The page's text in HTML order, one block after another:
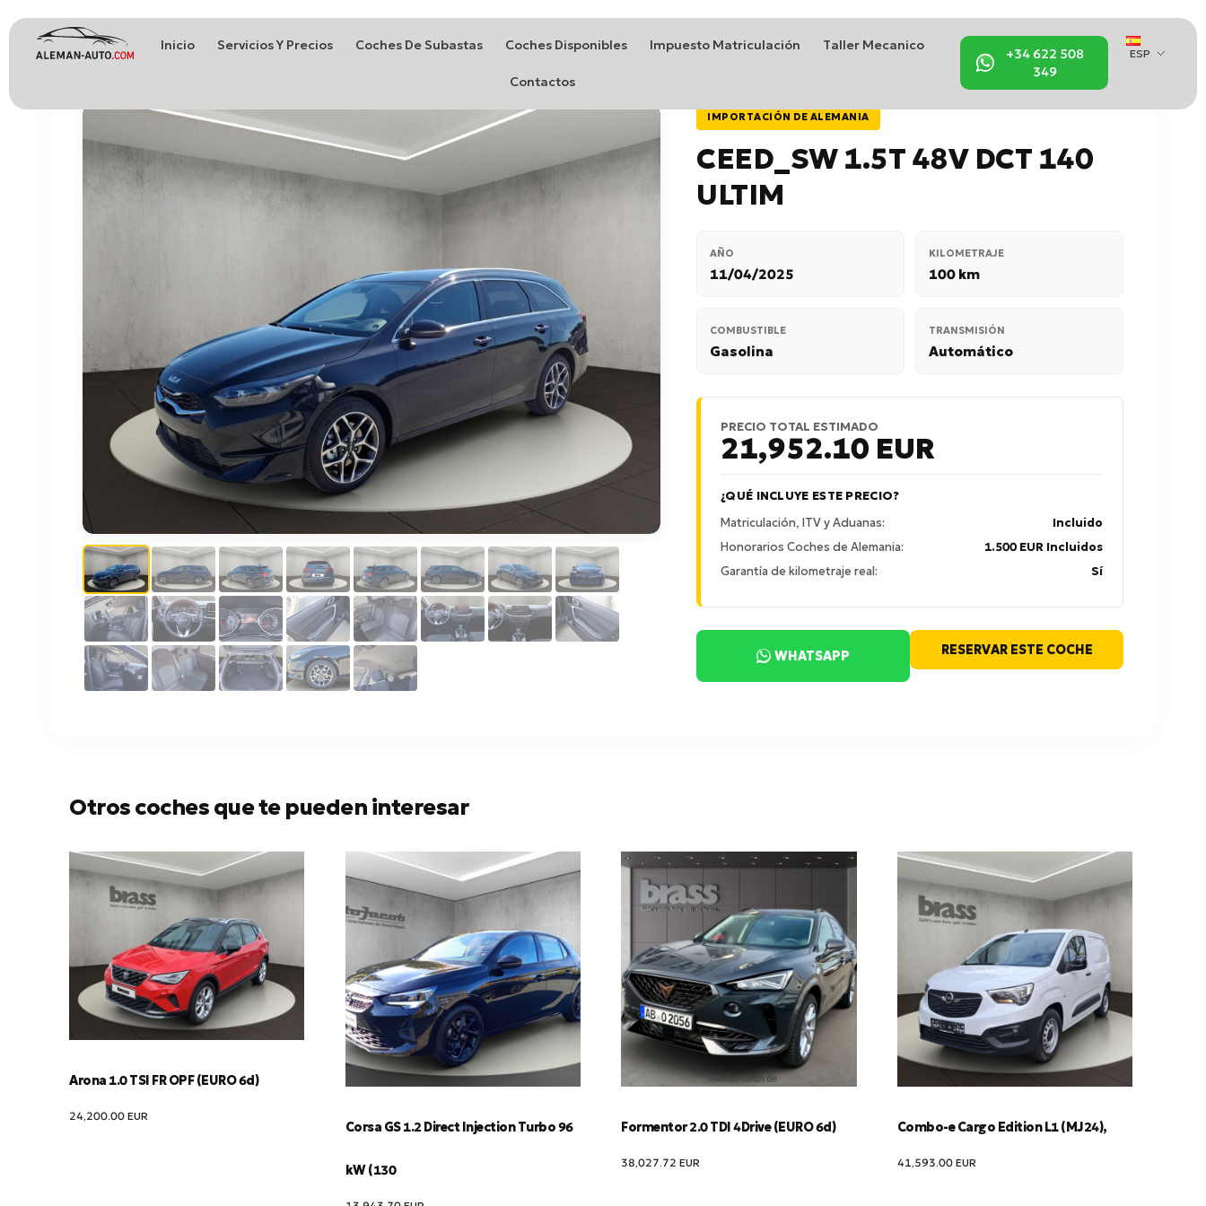
Inicio Servicios Y Precios Coches De Subastas Coches Disponibles Impuesto Matriculación Taller Mecanico
Contactos
+34 622 508
349
ESP
IMPORTACIÓN DE ALEMANIA
CEED_SW 1.5T 48V DCT 140
ULTIM
AÑO
11/04/2025
KILOMETRAJE
100 km
COMBUSTIBLE
Gasolina
TRANSMISIÓN
Automático
PRECIO TOTAL ESTIMADO
21,952.10 EUR
¿QUÉ INCLUYE ESTE PRECIO?
Matriculación, ITV y Aduanas:
Incluido
Honorarios Coches de Alemania:
1.500 EUR Incluidos
Garantía de kilometraje real:
Sí
WHATSAPP RESERVAR ESTE COCHE
Otros coches que te pueden interesar
Arona 1.0 TSI FR OPF (EURO 6d)
24,200.00 EUR
Corsa GS 1.2 Direct Injection Turbo 96
kW (130
Formentor 2.0 TDI 4Drive (EURO 6d)
38,027.72EUR
Combo-e Cargo Edition L1 (MJ24),
41,593.00 EUR